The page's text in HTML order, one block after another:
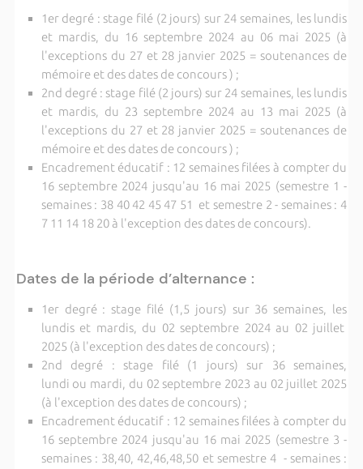
1er degré : stage filé (2 jours) sur 24 semaines, les lundis
et mardis, du 16 septembre 2024 au 06 mai 2025 (à
l'exceptions du 27 et 28 janvier 2025 = soutenances de
mémoire et des dates de concours ) ;
2nd degré : stage filé (2 jours) sur 24 semaines, les lundis
et mardis, du 23 septembre 2024 au 13 mai 2025 (à
l'exceptions du 27 et 28 janvier 2025 = soutenances de
mémoire et des dates de concours ) ;
Encadrement éducatif : 12 semaines filées à compter du
16 septembre 2024 jusqu'au 16 mai 2025 (semestre 1 -
semaines : 38 40 42 45 47 51 et semestre 2 - semaines : 4
7 11 14 18 20 à l'exception des dates de concours).
Dates de la période d’alternance :
1er degré : stage filé (1,5 jours) sur 36 semaines, les
lundis et mardis, du 02 septembre 2024 au 02 juillet
2025 (à l'exception des dates de concours) ;
2nd degré : stage filé (1 jours) sur 36 semaines,
lundi ou mardi, du 02 septembre 2023 au 02 juillet 2025
(à l'exception des dates de concours) ;
Encadrement éducatif : 12 semaines filées à compter du
16 septembre 2024 jusqu'au 16 mai 2025 (semestre 3 -
semaines : 38,40, 42,46,48,50 et semestre 4 - semaines :